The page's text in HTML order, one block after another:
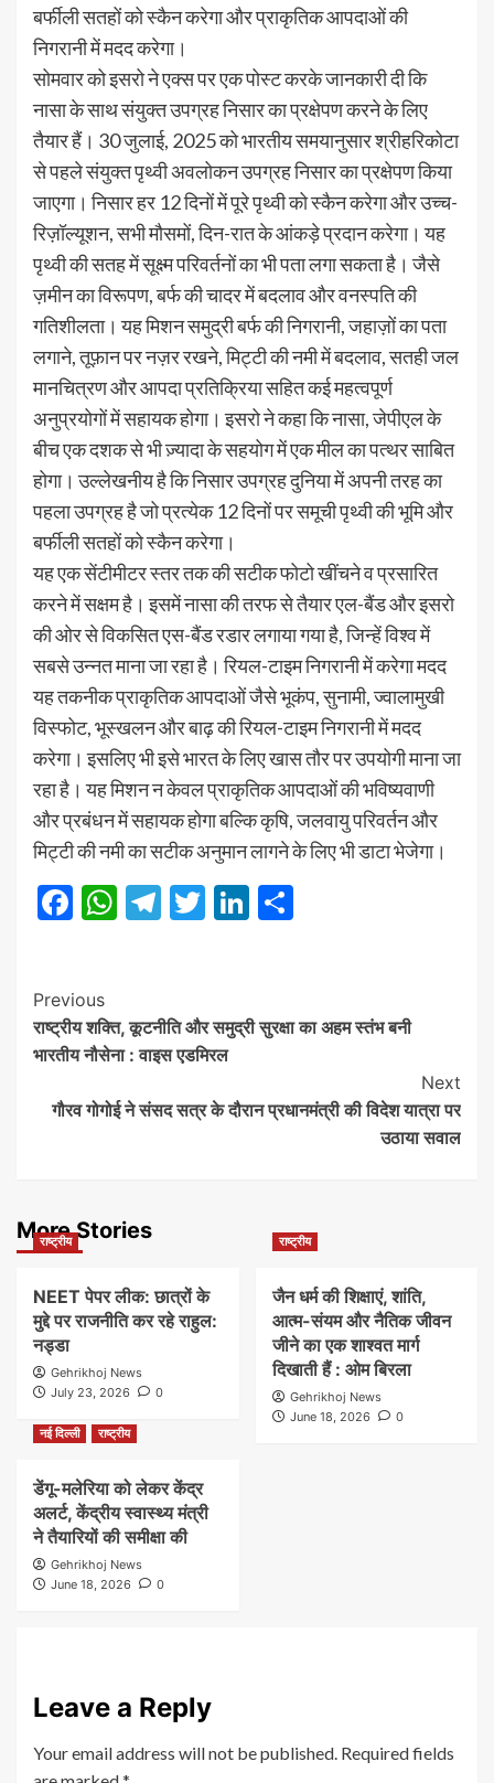
बर्फीली सतहों को स्कैन करेगा और प्राकृतिक आपदाओं की
निगरानी में मदद करेगा।
सोमवार को इसरो ने एक्स पर एक पोस्ट करके जानकारी दी कि
नासा के साथ संयुक्त उपग्रह निसार का प्रक्षेपण करने के लिए
तैयार हैं। 30 जुलाई, 2025 को भारतीय समयानुसार श्रीहरिकोटा
से पहले संयुक्त पृथ्वी अवलोकन उपग्रह निसार का प्रक्षेपण किया
जाएगा। निसार हर 12 दिनों में पूरे पृथ्वी को स्कैन करेगा और उच्च-
रिज़ॉल्यूशन, सभी मौसमों, दिन-रात के आंकड़े प्रदान करेगा। यह
पृथ्वी की सतह में सूक्ष्म परिवर्तनों का भी पता लगा सकता है। जैसे
ज़मीन का विरूपण, बर्फ की चादर में बदलाव और वनस्पति की
गतिशीलता। यह मिशन समुद्री बर्फ की निगरानी, जहाज़ों का पता
लगाने, तूफ़ान पर नज़र रखने, मिट्टी की नमी में बदलाव, सतही जल
मानचित्रण और आपदा प्रतिक्रिया सहित कई महत्वपूर्ण
अनुप्रयोगों में सहायक होगा। इसरो ने कहा कि नासा, जेपीएल के
बीच एक दशक से भी ज़्यादा के सहयोग में एक मील का पत्थर साबित
होगा। उल्लेखनीय है कि निसार उपग्रह दुनिया में अपनी तरह का
पहला उपग्रह है जो प्रत्येक 12 दिनों पर समूची पृथ्वी की भूमि और
बर्फीली सतहों को स्कैन करेगा।
यह एक सेंटीमीटर स्तर तक की सटीक फोटो खींचने व प्रसारित
करने में सक्षम है। इसमें नासा की तरफ से तैयार एल-बैंड और इसरो
की ओर से विकसित एस-बैंड रडार लगाया गया है, जिन्हें विश्व में
सबसे उन्नत माना जा रहा है। रियल-टाइम निगरानी में करेगा मदद
यह तकनीक प्राकृतिक आपदाओं जैसे भूकंप, सुनामी, ज्वालामुखी
विस्फोट, भूस्खलन और बाढ़ की रियल-टाइम निगरानी में मदद
करेगा। इसलिए भी इसे भारत के लिए खास तौर पर उपयोगी माना जा
रहा है। यह मिशन न केवल प्राकृतिक आपदाओं की भविष्यवाणी
और प्रबंधन में सहायक होगा बल्कि कृषि, जलवायु परिवर्तन और
मिट्टी की नमी का सटीक अनुमान लागने के लिए भी डाटा भेजेगा।
Facebook
WhatsApp
Telegram
TwitterLinkedIn
Post
Navigation
Previous
राष्ट्रीय शक्ति, कूटनीति और समुद्री सुरक्षा का अहम स्तंभ बनी
भारतीय नौसेना : वाइस एडमिरल
Next
गौरव गोगोई ने संसद सत्र के दौरान प्रधानमंत्री की विदेश यात्रा पर
उठाया सवाल
More Stories
राष्ट्रीय
NEET पेपर लीक: छात्रों के
मुद्दे पर राजनीति कर रहे राहुल:
नड्डा
Gehrikhoj News
July 23, 2026
0
राष्ट्रीय
जैन धर्म की शिक्षाएं, शांति,
आत्म-संयम और नैतिक जीवन
जीने का एक शाश्वत मार्ग
दिखाती हैं : ओम बिरला
Gehrikhoj News
June 18, 2026
0
नई दिल्ली
राष्ट्रीय
डेंगू-मलेरिया को लेकर केंद्र
अलर्ट, केंद्रीय स्वास्थ्य मंत्री
ने तैयारियों की समीक्षा की
Gehrikhoj News
June 18, 2026
0
Leave a Reply
Your email address will not be published. Required fields